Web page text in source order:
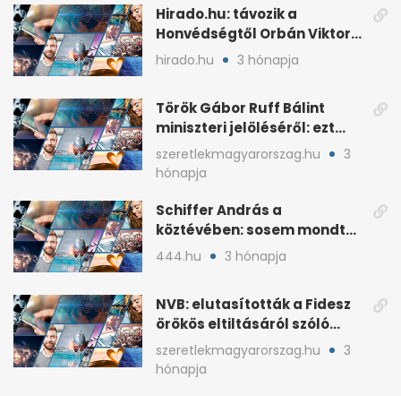
Hirado.hu: távozik a
Honvédségtől Orbán Viktor
fia, Orbán Gáspár
hirado.hu 3 hónapja
Török Gábor Ruff Bálint
miniszteri jelöléséről: ezt
írta a posztjában
szeretlekmagyarorszag.hu
3
hónapja
Schiffer András a
köztévében: sosem mondta,
ki fog nyerni
444.hu 3 hónapja
NVB: elutasították a Fidesz
örökös eltiltásáról szóló
népszavazást
szeretlekmagyarorszag.hu
3
hónapja